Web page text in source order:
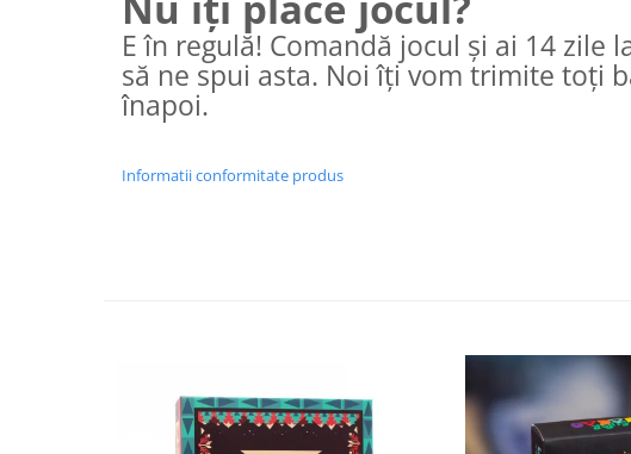
E în regulă! Comandă jocul și ai 14 zile
să ne spui asta. Noi îți vom trimite toți
înapoi.
Informatii conformitate produs